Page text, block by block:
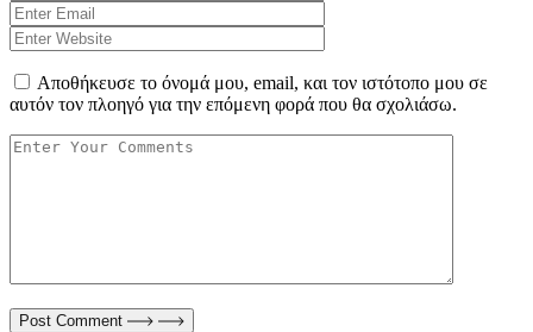
Αποθήκευσε το όνομά μου, email, και τον ιστότοπο μου σε
αυτόν τον πλοηγό για την επόμενη φορά που θα σχολιάσω.
Post Comment